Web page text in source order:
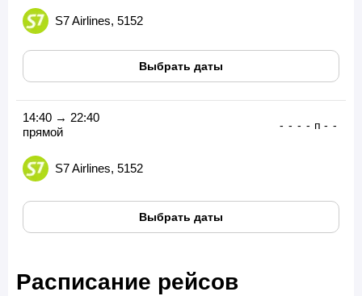
S7 Airlines, 5152
Выбрать даты
14:40 → 22:40
прямой
S7 Airlines, 5152
- - - - п - -
Выбрать даты
Расписание рейсов